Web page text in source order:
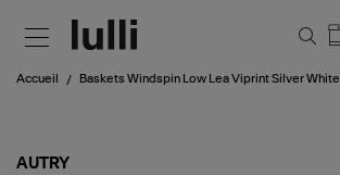
Accueil Baskets Windspin Low Lea Viprint Silver White
AUTRY